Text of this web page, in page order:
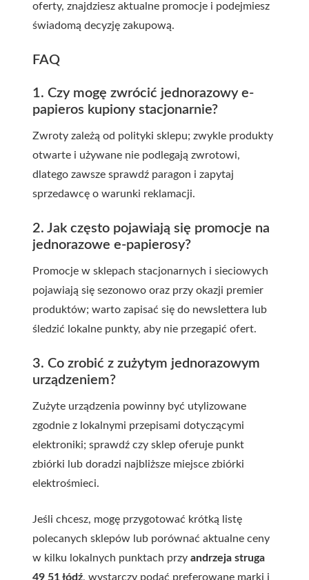
oferty, znajdziesz aktualne promocje i podejmiesz
świadomą decyzję zakupową.
FAQ
1. Czy mogę zwrócić jednorazowy e-
papieros kupiony stacjonarnie?
Zwroty zależą od polityki sklepu; zwykle produkty
otwarte i używane nie podlegają zwrotowi,
dlatego zawsze sprawdź paragon i zapytaj
sprzedawcę o warunki reklamacji.
2. Jak często pojawiają się promocje na
jednorazowe e-papierosy?
Promocje w sklepach stacjonarnych i sieciowych
pojawiają się sezonowo oraz przy okazji premier
produktów; warto zapisać się do newslettera lub
śledzić lokalne punkty, aby nie przegapić ofert.
3. Co zrobić z zużytym jednorazowym
urządzeniem?
Zużyte urządzenia powinny być utylizowane
zgodnie z lokalnymi przepisami dotyczącymi
elektroniki; sprawdź czy sklep oferuje punkt
zbiórki lub doradzi najbliższe miejsce zbiórki
elektrośmieci.
Jeśli chcesz, mogę przygotować krótką listę
polecanych sklepów lub porównać aktualne ceny
w kilku lokalnych punktach przy andrzeja struga
49 51 łódź, wystarczy podać preferowane marki i